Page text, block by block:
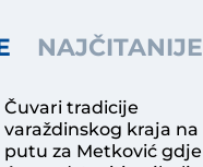
NAJČITANIJE
Čuvari tradicije
varaždinskog kraja na
putu za Metković gdje